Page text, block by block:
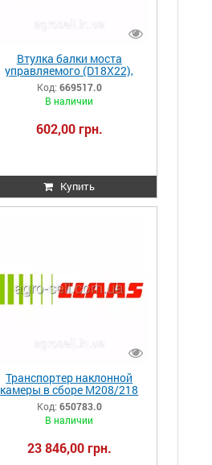
Втулка балки моста
управляемого (D18X22),
Claas Lex.670/640/580/480
669517.0 669517 000669517
Код: 669517.0
В наличии
602,00 грн.
Купить
Транспортер наклонной
камеры в сборе М208/218
DOM 118/108 650783.0
650783 0006507830
Код: 650783.0
В наличии
23 846,00 грн.